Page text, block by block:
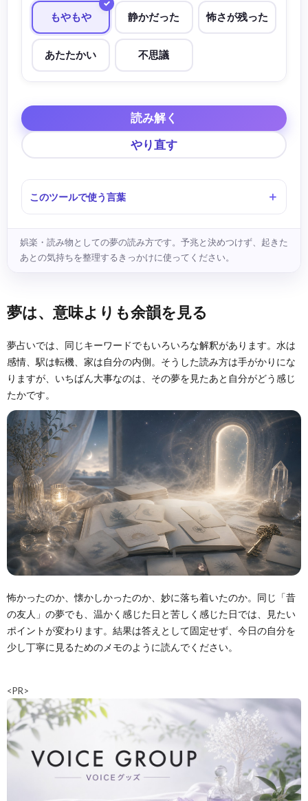
もやもや 静かだった 怖さが残った
あたたかい 不思議
読み解く
やり直す
このツールで使う言葉
娯楽・読み物としての夢の読み方です。予兆と決めつけず、起きた
あとの気持ちを整理するきっかけに使ってください。
夢は、意味よりも余韻を見る
夢占いでは、同じキーワードでもいろいろな解釈があります。水は
感情、駅は転機、家は自分の内側。そうした読み方は手がかりにな
りますが、いちばん大事なのは、その夢を見たあと自分がどう感じ
たかです。
怖かったのか、懐かしかったのか、妙に落ち着いたのか。同じ「昔
の友人」の夢でも、温かく感じた日と苦しく感じた日では、見たい
ポイントが変わります。結果は答えとして固定せず、今日の自分を
少し丁寧に見るためのメモのように読んでください。
<PR>